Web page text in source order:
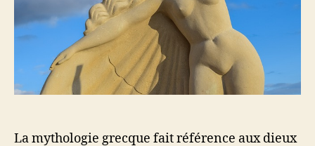
La mythologie grecque fait référence aux dieux